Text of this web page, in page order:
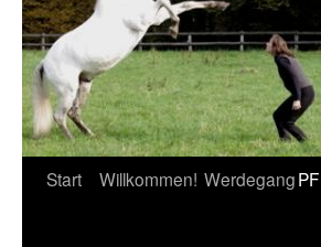
Zum
Start Willkommen! Werdegang